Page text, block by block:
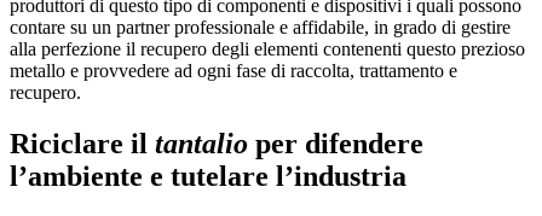
produttori di questo tipo di componenti e dispositivi i quali possono
contare su un partner professionale e affidabile, in grado di gestire
alla perfezione il recupero degli elementi contenenti questo prezioso
metallo e provvedere ad ogni fase di raccolta, trattamento e
recupero.
Riciclare il tantalio per difendere
l’ambiente e tutelare l’industria